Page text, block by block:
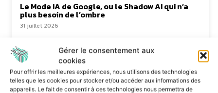
Gérer le consentement aux
cookies
Pour offrir les meilleures expériences, nous utilisons des technologies
telles que les cookies pour stocker et/ou accéder aux informations des
appareils. Le fait de consentir à ces technologies nous permettra de
Le Mode IA de Google, ou le Shadow AI qui n’a
plus besoin de l’ombre
31 juillet 2026